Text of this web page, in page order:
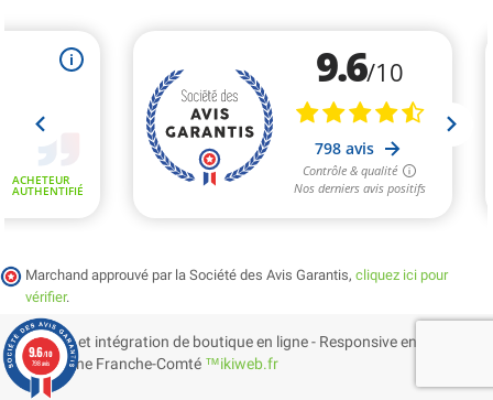
Marchand approuvé par la Société des Avis Garantis, cliquez ici pour
vérifier.
Création et intégration de boutique en ligne - Responsive en
Bourgogne Franche-Comté ™ikiweb.fr
9.6/10
798 avis